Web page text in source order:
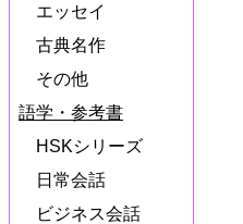
エッセイ
古典名作
その他
語学・参考書
HSKシリーズ
日常会話
ビジネス会話